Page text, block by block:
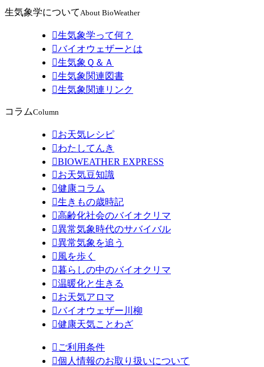
生気象学について About BioWeather
生気象学って何？
バイオウェザーとは
生気象Ｑ＆Ａ
生気象関連図書
生気象関連リンク
コラムColumn
お天気レシピ
わたしてんき
BIOWEATHER EXPRESS
お天気豆知識
健康コラム
生きもの歳時記
高齢化社会のバイオクリマ
異常気象時代のサバイバル
異常気象を追う
 風を歩く
暮らしの中のバイオクリマ
温暖化と生きる
お天気アロマ
バイオウェザー川柳
健康天気ことわざ
 ご利用条件
個人情報のお取り扱いについて